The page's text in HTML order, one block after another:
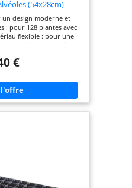
(54x28cm)
design moderne et
: pour 128 plantes avec
flexible : pour une
et un entretien simple
€